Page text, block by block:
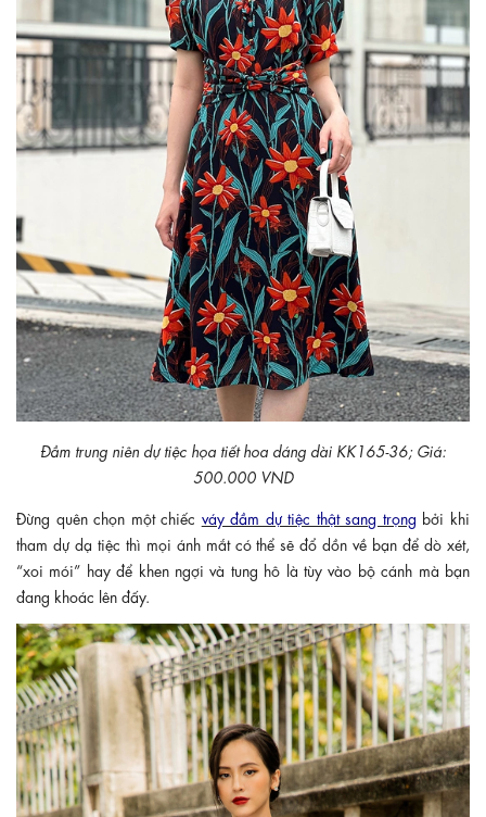
Đầm trung niên dự tiệc họa tiết hoa dáng dài KK165-36; Giá:
500.000 VND
Đừng quên chọn một chiếc váy đầm dự tiệc thật sang trọng bởi khi
tham dự dạ tiệc thì mọi ánh mắt có thể sẽ đổ dồn về bạn để dò xét,
“xoi mói” hay để khen ngợi và tung hô là tùy vào bộ cánh mà bạn
đang khoác lên đấy.